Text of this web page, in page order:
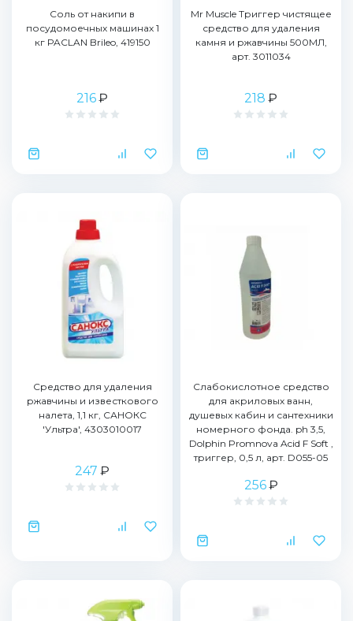
Соль от накипи в
посудомоечных машинах 1
кг PACLAN Brileo, 419150
216₽
Mr Muscle Триггер чистящее
средство для удаления
камня и ржавчины 500МЛ,
арт. 3011034
218 ₽
Средство для удаления
ржавчины и известкового
налета, 1,1 кг, САНОКС
'Ультра', 4303010017
247 ₽
Слабокислотное средство
для акриловых ванн,
душевых кабин и сантехники
номерного фонда. ph 3,5,
Dolphin Promnova Acid F Soft ,
триггер, 0,5 л, арт. D055-05
256₽